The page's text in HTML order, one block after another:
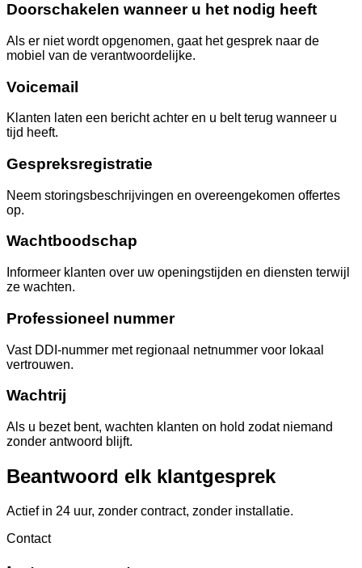
Doorschakelen wanneer u het nodig heeft
Als er niet wordt opgenomen, gaat het gesprek naar de
mobiel van de verantwoordelijke.
Voicemail
Klanten laten een bericht achter en u belt terug wanneer u
tijd heeft.
Gespreksregistratie
Neem storingsbeschrijvingen en overeengekomen offertes
op.
Wachtboodschap
Informeer klanten over uw openingstijden en diensten terwijl
ze wachten.
Professioneel nummer
Vast DDI-nummer met regionaal netnummer voor lokaal
vertrouwen.
Wachtrij
Als u bezet bent, wachten klanten on hold zodat niemand
zonder antwoord blijft.
Beantwoord elk klantgesprek
Actief in 24 uur, zonder contract, zonder installatie.
Contact